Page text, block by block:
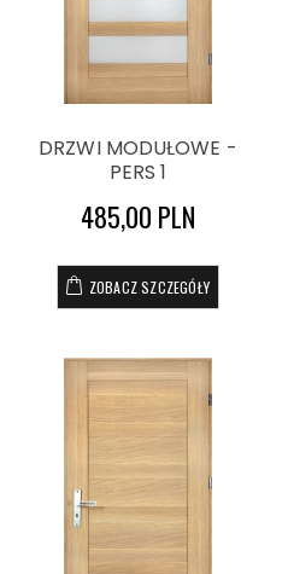
DRZWI MODUŁOWE -
PERS 1
485,00 PLN
ZOBACZ SZCZEGÓŁY